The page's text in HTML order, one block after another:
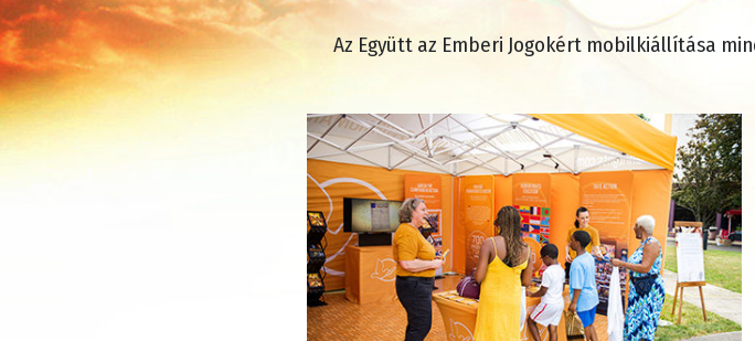
Az Együtt az Emberi Jogokért mobilkiállítása